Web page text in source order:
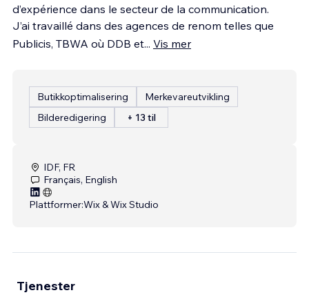
d’expérience dans le secteur de la communication.
J’ai travaillé dans des agences de renom telles que
Publicis, TBWA où DDB et... Vis mer
Butikkoptimalisering
Merkevareutvikling
Bilderedigering
+ 13 til
IDF, FR
Français, English
Plattformer:Wix & Wix Studio
Tjenester